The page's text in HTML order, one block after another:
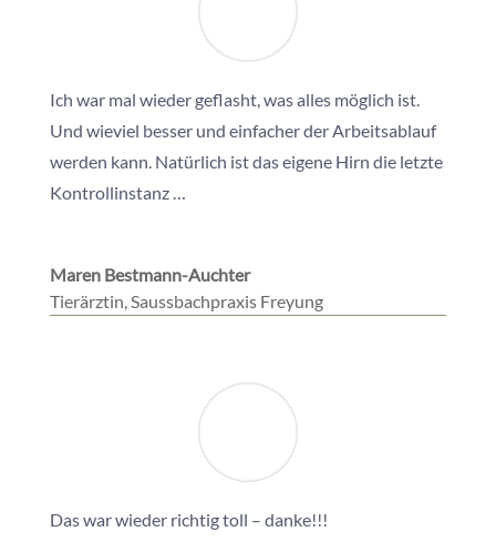
Ich war mal wieder geflasht, was alles möglich ist.
Und wieviel besser und einfacher der Arbeitsablauf
werden kann. Natürlich ist das eigene Hirn die letzte
Kontrollinstanz …
Maren Bestmann-Auchter
Tierärztin Saussbachpraxis Freyung
Das war wieder richtig toll – danke!!!